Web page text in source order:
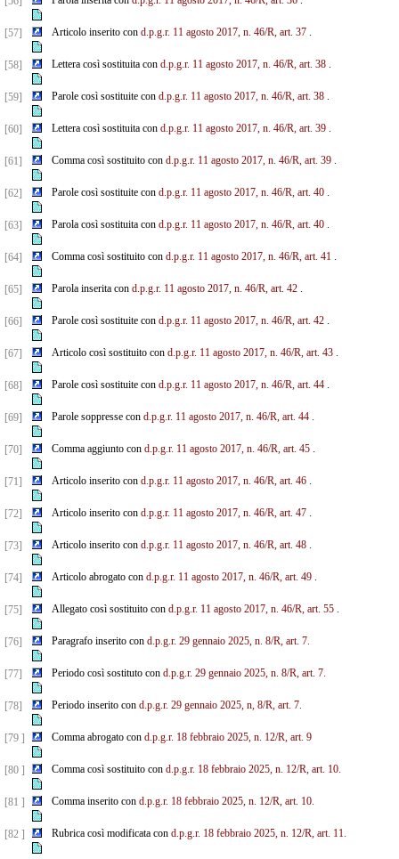
[57] Articolo inserito con d.p.g.r. 11 agosto 2017, n. 46/R, art. 37.
[58] Lettera così sostituita con d.p.g.r. 11 agosto 2017, n. 46/R, art. 38.
[59] Parole così sostituite con d.p.g.r. 11 agosto 2017, n. 46/R, art. 38.
[60] Lettera così sostituita con d.p.g.r. 11 agosto 2017, n. 46/R, art. 39.
[61] Comma così sostituito con d.p.g.r. 11 agosto 2017, n. 46/R, art. 39.
[62] Parole così sostituite con d.p.g.r. 11 agosto 2017, n. 46/R, art. 40.
[63] Parola così sostituita con d.p.g.r. 11 agosto 2017, n. 46/R, art. 40.
[64] Comma così sostituito con d.p.g.r. 11 agosto 2017, n. 46/R, art. 41.
[65] Parola inserita con d.p.g.r. 11 agosto 2017, n. 46/R, art. 42.
[66] Parole così sostituite con d.p.g.r. 11 agosto 2017, n. 46/R, art. 42.
[67] Articolo così sostituito con d.p.g.r. 11 agosto 2017, n. 46/R, art. 43.
[68] Parole così sostituite con d.p.g.r. 11 agosto 2017, n. 46/R, art. 44.
[69] Parole soppresse con d.p.g.r. 11 agosto 2017, n. 46/R, art. 44.
[70] Comma aggiunto con d.p.g.r. 11 agosto 2017, n. 46/R, art. 45.
[71] Articolo inserito con d.p.g.r. 11 agosto 2017, n. 46/R, art. 46.
[72] Articolo inserito con d.p.g.r. 11 agosto 2017, n. 46/R, art. 47.
[73] Articolo inserito con d.p.g.r. 11 agosto 2017, n. 46/R, art. 48.
[74] Articolo abrogato con d.p.g.r. 11 agosto 2017, n. 46/R, art. 49.
[75] Allegato così sostituito con d.p.g.r. 11 agosto 2017, n. 46/R, art. 55.
[76] Paragrafo inserito con d.p.g.r. 29 gennaio 2025, n. 8/R, art. 7.
[77] Periodo così sostituto con d.p.g.r. 29 gennaio 2025, n. 8/R, art. 7.
[78] Periodo inserito con d.p.g.r. 29 gennaio 2025, n, 8/R, art. 7.
[79 ] Comma abrogato con d.p.g.r. 18 febbraio 2025, n. 12/R, art. 9
[80 ] Comma così sostituito con d.p.g.r. 18 febbraio 2025, n. 12/R, art. 10.
[81 ] Comma inserito con d.p.g.r. 18 febbraio 2025, n. 12/R, art. 10.
[82 ] Rubrica così modificata con d.p.g.r. 18 febbraio 2025, n. 12/R, art. 11.